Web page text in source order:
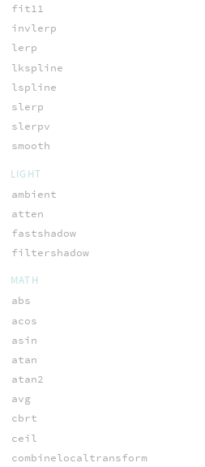
fit11
invlerp
lerp
lkspline
lspline
slerp
slerpv
smooth
LIGHT
ambient
atten
fastshadow
filtershadow
MATH
abs
acos
asin
atan
atan2
avg
cbrt
ceil
combinelocaltransform